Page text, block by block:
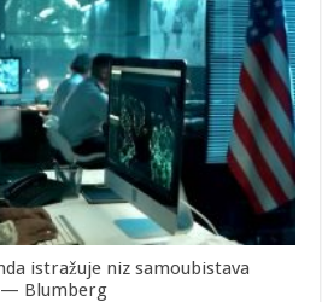
istražuje niz samoubistava
— Blumberg